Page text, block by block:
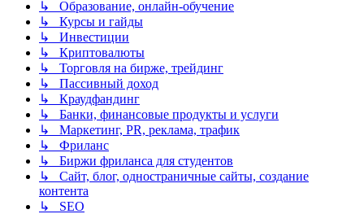
↳ Образование, онлайн-обучение
↳ Курсы и гайды
↳ Инвестиции
↳ Криптовалюты
↳ Торговля на бирже, трейдинг
↳ Пассивный доход
↳ Краудфандинг
↳ Банки, финансовые продукты и услуги
↳ Маркетинг, PR, реклама, трафик
↳ Фриланс
↳ Биржи фриланса для студентов
↳ Сайт, блог, одностраничные сайты, создание
контента
↳ SEO